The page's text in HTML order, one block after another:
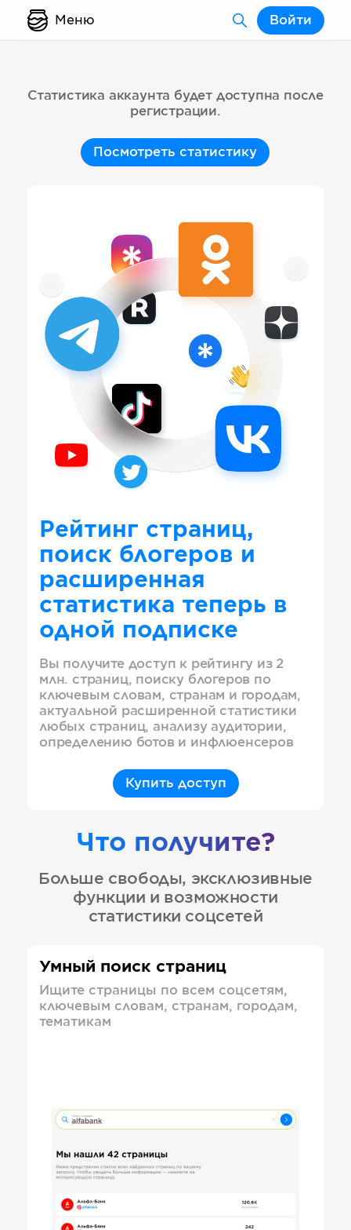
Меню Войти
Статистика аккаунта будет доступна после
регистрации.
Посмотреть статистику
Рейтинг страниц,
поиск блогеров и
расширенная
статистика теперь в
одной подписке
Вы получите доступ к рейтингу из 2
млн. страниц, поиску блогеров по
ключевым словам, странам и городам,
актуальной расширенной статистики
любых страниц, анализу аудитории,
определению ботов и инфлюенсеров
Купить доступ
Что получите?
Больше свободы, эксклюзивные
функции и возможности
статистики соцсетей
Умный поиск страниц
Ищите страницы по всем соцсетям,
ключевым словам, странам, городам,
тематикам